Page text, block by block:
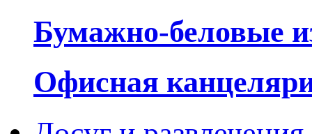
Бумажно-беловые
Офисная